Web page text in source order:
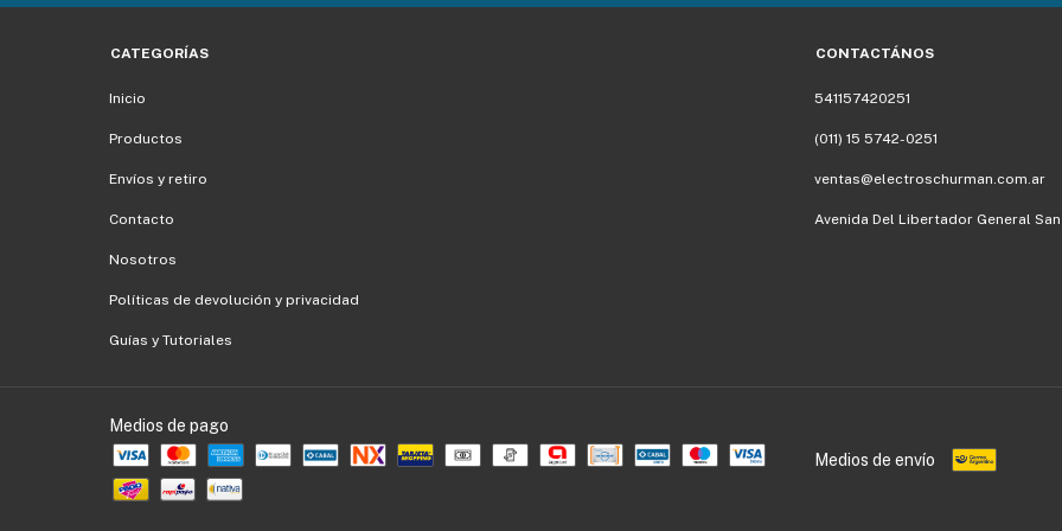
CATEGORÍAS
Inicio
Productos
Envíos y retiro
Contacto
Nosotros
Políticas de devolución y privacidad
Guías y Tutoriales
CONTACTÁNOS
541157420251
(011) 15 5742-0251
ventas@electroschurman.com.ar
Avenida Del Libertador General
Medios de pago
Medios de envío